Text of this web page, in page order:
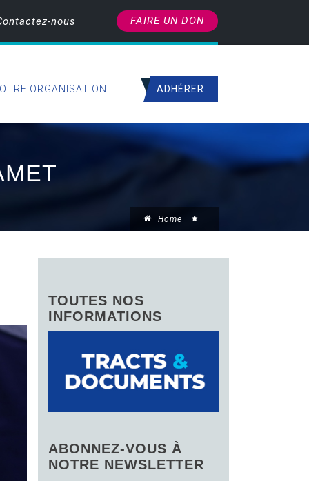
nous FAIRE UN DON
ORGANISATION ADHÉRER
Home
TOUTES NOS
INFORMATIONS
ABONNEZ-VOUS À
NOTRE NEWSLETTER